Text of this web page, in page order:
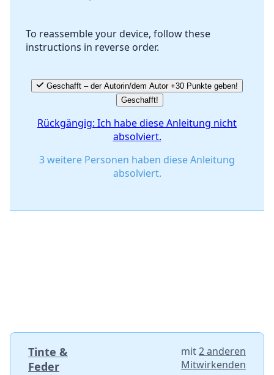
Abbrechen
To reassemble your device, follow these
instructions in reverse order.
Geschafft – der Autorin/dem Autor +30 Punkte geben!
Geschafft!
Rückgängig: Ich habe diese Anleitung nicht
absolviert.
3 weitere Personen haben diese Anleitung
absolviert.
Tinte &
Feder
mit2 anderen
Mitwirkenden